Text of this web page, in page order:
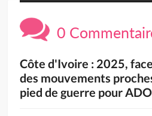
0
Côte d'Ivoire : 2025,
des mouvements
pied de guerre pour ADO